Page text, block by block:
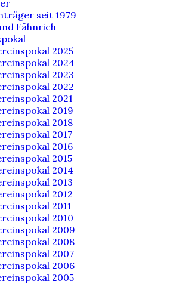
seit 1979
Fähnrich
2025
2024
2023
2022
2021
2019
2018
2017
2016
2015
2014
2013
2012
2011
2010
2009
2008
2007
2006
2005